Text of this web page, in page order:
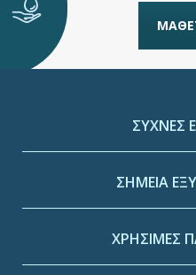
ΣΥΧΝΕΣ
ΣΗΜΕΙΑ
ΧΡΗΣΙΜΕΣ